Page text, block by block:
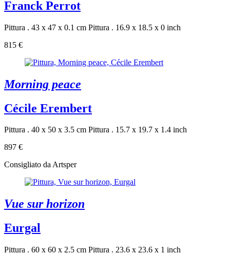
Franck Perrot
Pittura . 43 x 47 x 0.1 cm Pittura . 16.9 x 18.5 x 0 inch
815 €
Morning peace
Cécile Erembert
Pittura . 40 x 50 x 3.5 cm Pittura . 15.7 x 19.7 x 1.4 inch
897 €
Consigliato da Artsper
Vue sur horizon
Eurgal
Pittura . 60 x 60 x 2.5 cm Pittura . 23.6 x 23.6 x 1 inch